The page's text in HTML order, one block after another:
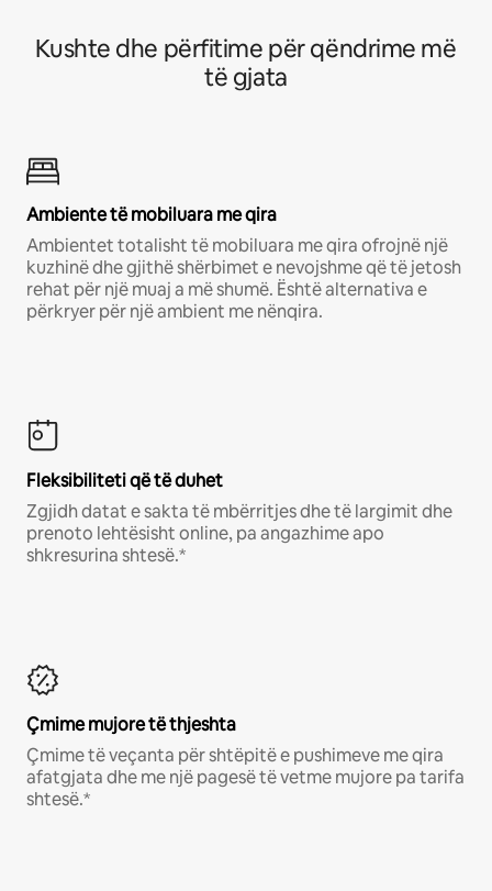
Kushte dhe përfitime për qëndrime më
të gjata
Ambiente të mobiluara me qira
Ambientet totalisht të mobiluara me qira ofrojnë një
kuzhinë dhe gjithë shërbimet e nevojshme që të jetosh
rehat për një muaj a më shumë. Është alternativa e
përkryer për një ambient me nënqira.
Fleksibiliteti që të duhet
Zgjidh datat e sakta të mbërritjes dhe të largimit dhe
prenoto lehtësisht online, pa angazhime apo
shkresurina shtesë.*
Çmime mujore të thjeshta
Çmime të veçanta për shtëpitë e pushimeve me qira
afatgjata dhe me një pagesë të vetme mujore pa tarifa
shtesë.*